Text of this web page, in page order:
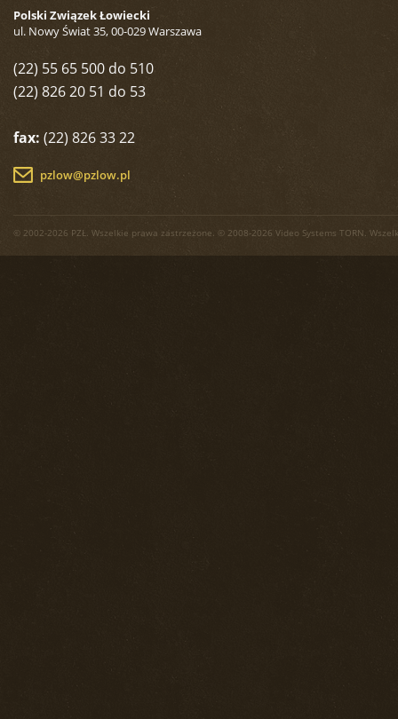
Polski Związek Łowiecki
ul. Nowy Świat 35, 00-029 Warszawa
(22) 55 65 500 do 510
(22) 826 20 51 do 53
fax: (22) 826 33 22
pzlow@pzlow.pl
© 2002-2026 PZŁ. Wszelkie prawa zastrzeżone. © 2008-2026 Video Systems TORN.